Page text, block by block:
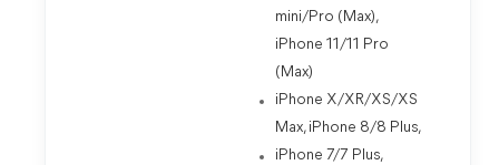
mini/Pro (Max),
iPhone 11/11 Pro
(Max)
iPhone X/XR/XS/XS
Max, iPhone 8/8 Plus,
iPhone 7/7 Plus,